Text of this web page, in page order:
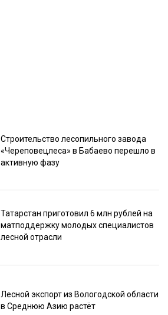
Строительство лесопильного завода
«Череповецлеса» в Бабаево перешло в
активную фазу
Татарстан приготовил 6 млн рублей на
матподдержку молодых специалистов
лесной отрасли
Лесной экспорт из Вологодской области
в Среднюю Азию растёт